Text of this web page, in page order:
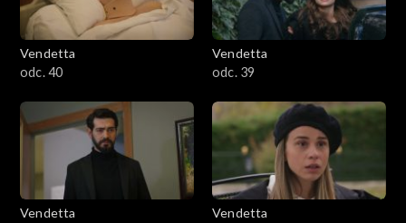
Vendetta
odc. 40
Vendetta
odc. 39
Vendetta
Vendetta